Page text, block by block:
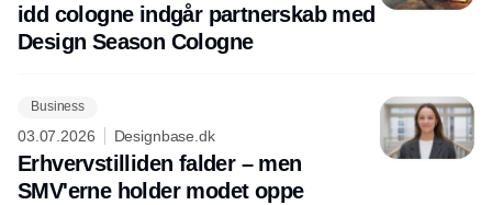
idd cologne indgår partnerskab med
Design Season Cologne
Business
03.07.2026 Designbase.dk
Erhvervstilliden falder – men
SMV'erne holder modet oppe